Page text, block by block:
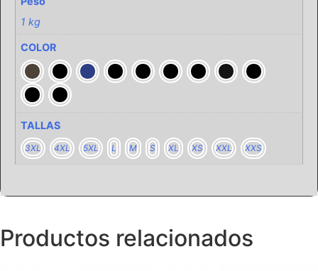
1 kg
COLOR
TALLAS
3XL 4XL 5XL L M S XL XS XXL XXS
Productos relacionados